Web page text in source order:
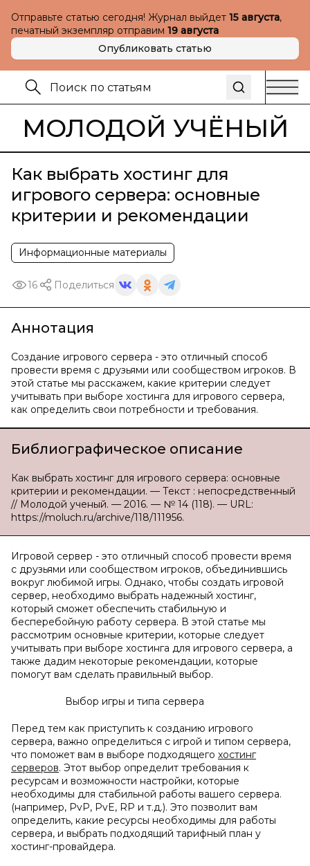
Отправьте статью сегодня! Журнал выйдет 15 августа,
печатный экземпляр отправим 19 августа
Опубликовать статью
МОЛОДОЙ УЧЁНЫЙ
Как выбрать хостинг для
игрового сервера: основные
критерии и рекомендации
Информационные материалы
16 Поделиться
Аннотация
Создание игрового сервера - это отличный способ
провести время с друзьями или сообществом игроков. В
этой статье мы расскажем, какие критерии следует
учитывать при выборе хостинга для игрового сервера,
как определить свои потребности и требования.
Библиографическое описание
Как выбрать хостинг для игрового сервера: основные
критерии и рекомендации. — Текст : непосредственный
// Молодой ученый. — 2016. — № 14 (118). — URL:
https://moluch.ru/archive/118/111956.
Игровой сервер - это отличный способ провести время
с друзьями или сообществом игроков, объединившись
вокруг любимой игры. Однако, чтобы создать игровой
сервер, необходимо выбрать надежный хостинг,
который сможет обеспечить стабильную и
бесперебойную работу сервера. В этой статье мы
рассмотрим основные критерии, которые следует
учитывать при выборе хостинга для игрового сервера, а
также дадим некоторые рекомендации, которые
помогут вам сделать правильный выбор.
Выбор игры и типа сервера
Перед тем как приступить к созданию игрового
сервера, важно определиться с игрой и типом сервера,
что поможет вам в выборе подходящего хостинг
серверов. Этот выбор определит требования к
ресурсам и возможности настройки, которые
необходимы для стабильной работы вашего сервера.
(например, PvP, PvE, RP и т.д.). Это позволит вам
определить, какие ресурсы необходимы для работы
сервера, и выбрать подходящий тарифный план у
хостинг-провайдера.